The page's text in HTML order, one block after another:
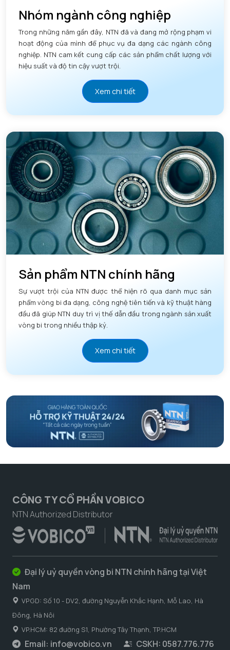
Nhóm ngành công nghiệp
Trong những năm gần đây, NTN đã và đang mở rộng phạm vi
hoạt động của mình để phục vụ đa dạng các ngành công
nghiệp. NTN cam kết cung cấp các sản phẩm chất lượng với
hiệu suất và độ tin cậy vượt trội.
Xem chi tiết
Sản phẩm NTN chính hãng
Sự vượt trội của NTN được thể hiện rõ qua danh mục sản
phẩm vòng bi đa dạng, công nghệ tiên tiến và kỹ thuật hàng
đầu đã giúp NTN duy trì vị thế dẫn đầu trong ngành sản xuất
vòng bi trong nhiều thập kỷ.
Xem chi tiết
CÔNG TY CỔ PHẦN VOBICO
NTN Authorized Distributor
Đại lý uỷ quyền vòng bi NTN chính hãng tại Việt
Nam
VPGD: Số 10 - DV2, đường Nguyễn Khắc Hạnh, Mỗ Lao, Hà
Đông, Hà Nôi
VP.HCM: 82 đường S1, Phường Tây Thạnh, TP.HCM
Email: info@vobico.vn CSKH: 0587.776.776